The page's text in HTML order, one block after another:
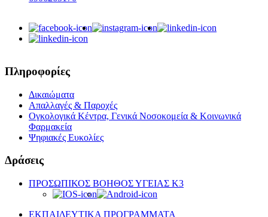
Πληροφορίες
Δικαιώματα
Απαλλαγές & Παροχές
Ογκολογικά Κέντρα, Γενικά Νοσοκομεία & Κοινωνικά
Φαρμακεία
Ψηφιακές Ευκολίες
Δράσεις
ΠΡΟΣΩΠΙΚΟΣ ΒΟΗΘΟΣ ΥΓΕΙΑΣ K3
ΕΚΠΑΙΔΕΥΤΙΚΑ ΠΡΟΓΡΑΜΜΑΤΑ